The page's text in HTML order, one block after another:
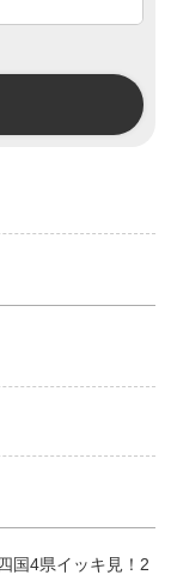
国4県イッキ見！2